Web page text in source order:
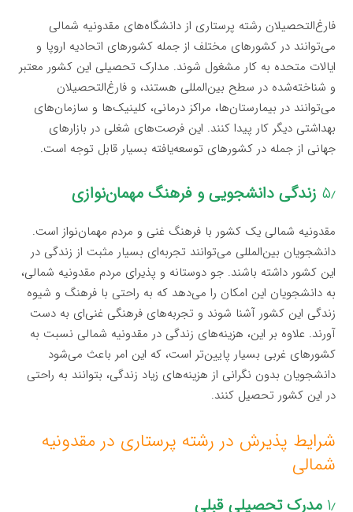
فارغ‌التحصیلان رشته پرستاری از دانشگاه‌های مقدونیه شمالی
می‌توانند در کشورهای مختلف از جمله کشورهای اتحادیه اروپا و
ایالات متحده به کار مشغول شوند. مدارک تحصیلی این کشور معتبر
و شناخته‌شده در سطح بین‌المللی هستند، و فارغ‌التحصیلان
می‌توانند در بیمارستان‌ها، مراکز درمانی، کلینیک‌ها و سازمان‌های
بهداشتی دیگر کار پیدا کنند. این فرصت‌های شغلی در بازارهای
جهانی از جمله در کشورهای توسعه‌یافته بسیار قابل توجه است.
۵٫ زندگی دانشجویی و فرهنگ مهمان‌نوازی
مقدونیه شمالی یک کشور با فرهنگ غنی و مردم مهمان‌نواز است.
دانشجویان بین‌المللی می‌توانند تجربه‌ای بسیار مثبت از زندگی در
این کشور داشته باشند. جو دوستانه و پذیرای مردم مقدونیه شمالی،
به دانشجویان این امکان را می‌دهد که به راحتی با فرهنگ و شیوه
زندگی این کشور آشنا شوند و تجربه‌های فرهنگی غنی‌ای به دست
آورند. علاوه بر این، هزینه‌های زندگی در مقدونیه شمالی نسبت به
کشورهای غربی بسیار پایین‌تر است، که این امر باعث می‌شود
دانشجویان بدون نگرانی از هزینه‌های زیاد زندگی، بتوانند به راحتی
در این کشور تحصیل کنند.
شرایط پذیرش در رشته پرستاری در مقدونیه
شمالی
۱٫ مدرک تحصیلی قبلی